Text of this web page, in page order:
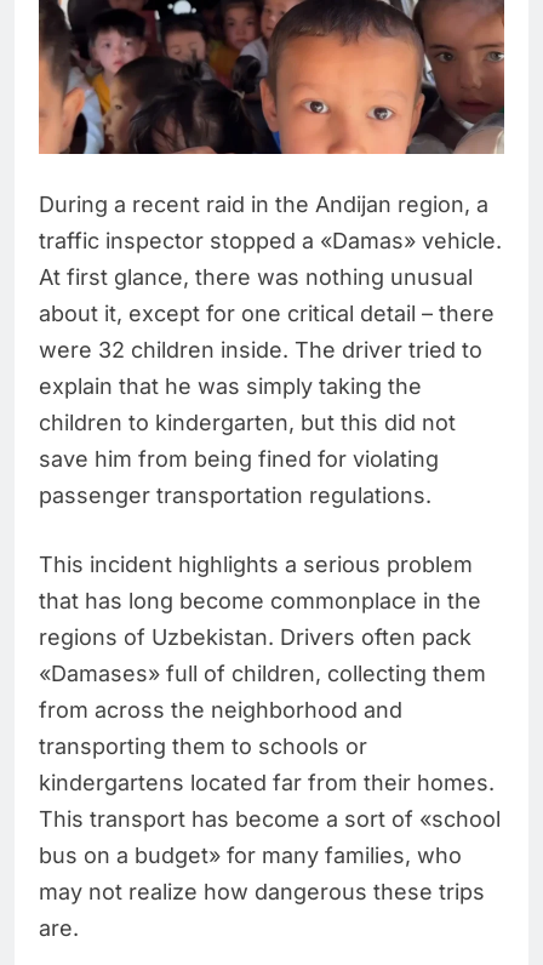
During a recent raid in the Andijan region, a
traffic inspector stopped a «Damas» vehicle.
At first glance, there was nothing unusual
about it, except for one critical detail – there
were 32 children inside. The driver tried to
explain that he was simply taking the
children to kindergarten, but this did not
save him from being fined for violating
passenger transportation regulations.
This incident highlights a serious problem
that has long become commonplace in the
regions of Uzbekistan. Drivers often pack
«Damases» full of children, collecting them
from across the neighborhood and
transporting them to schools or
kindergartens located far from their homes.
This transport has become a sort of «school
bus on a budget» for many families, who
may not realize how dangerous these trips
are.